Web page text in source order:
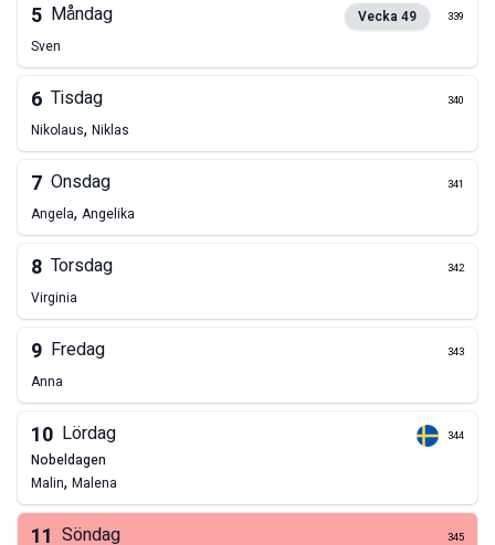
5 Måndag Vecka49 339
Sven
6 Tisdag 340
Nikolaus, Niklas
7 Onsdag 341
Angela, Angelika
8 Torsdag 342
Virginia
9 Fredag 343
Anna
10 Lördag 344
nobeldagen
Malin, Malena
11 Söndag 345